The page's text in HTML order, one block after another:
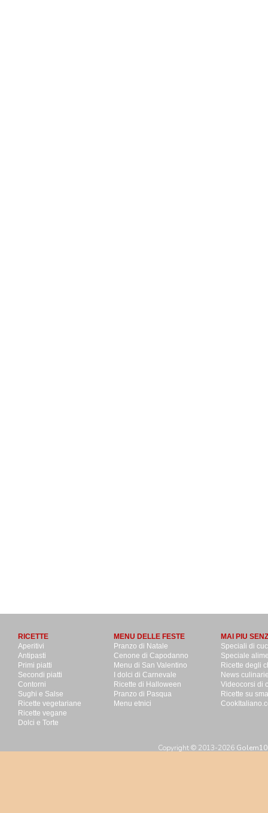
RICETTE
Aperitivi
Antipasti
Primi piatti
Secondi piatti
Contorni
Sughi e Salse
Ricette vegetariane
Ricette vegane
Dolci e Torte
MENU DELLE FESTE
Pranzo di Natale
Cenone di Capodanno
Menu di San Valentino
I dolci di Carnevale
Ricette di Halloween
Pranzo di Pasqua
Menu etnici
MAI PIU
Speciali di
Speciale
Ricette degli
News
Videocorsi di
Ricette su
Copyright © 2013-2026